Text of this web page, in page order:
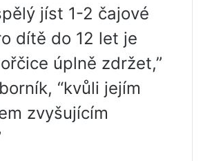
jíst 1-2 čajové
dítě do 12 let je
úplně zdržet,”
“kvůli jejím
zvyšujícím